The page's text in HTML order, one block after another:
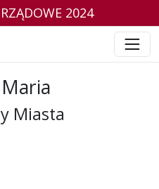
2024
Miasta
w 2024 r.